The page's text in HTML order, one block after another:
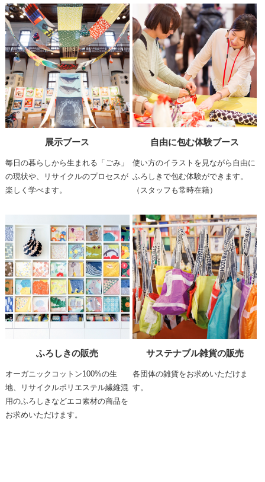
展示ブース
毎日の暮らしから生まれる「ごみ」
の現状や、リサイクルのプロセスが
楽しく学べます。
自由に包む体験ブース
使い方のイラストを見ながら自由に
ふろしきで包む体験ができます。
（スタッフも常時在籍）
ふろしきの販売
オーガニックコットン100%の生
地、リサイクルポリエステル繊維混
用のふろしきなどエコ素材の商品を
お求めいただけます。
サステナブル雑貨の販売
各団体の雑貨をお求めいただけま
す。